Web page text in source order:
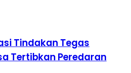
Tindakan Tegas
Tertibkan Peredaran